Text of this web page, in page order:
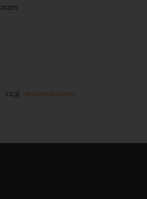
zzgl. Versandkosten